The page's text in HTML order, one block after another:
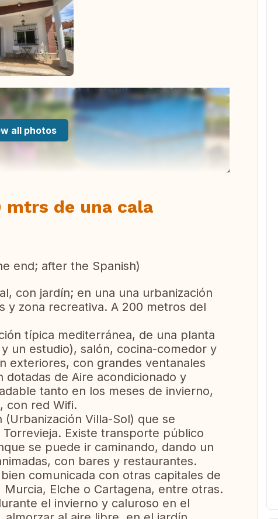
all photos
mtrs de una cala
end; after the Spanish)
con jardín; en una una urbanización
y zona recreativa. A 200 metros del
típica mediterránea, de una planta
un estudio), salón, cocina-comedor y
exteriores, con grandes ventanales
de Aire acondicionado y
tanto en los meses de invierno,
con red Wifi.
Villa-Sol) que se
Existe transporte público
se puede ir caminando, dando un
con bares y restaurantes.
comunicada con otras capitales de
Elche o Cartagena, entre otras.
el invierno y caluroso en el